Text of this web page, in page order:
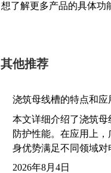
想了解更多产品的具体功
其他推荐
浇筑母线槽的特点和应
本文详细介绍了浇筑
防护性能。在应用上
身优势满足不同领域对
2026年8月4日